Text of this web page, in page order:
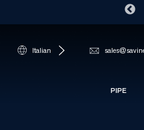
Italian
PIPE